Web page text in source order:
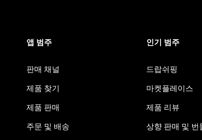
앱 범주
판매 채널
제품 찾기
제품 판매
주문 및 배송
인기 범주
드랍쉬핑
마켓플레이스
제품 리뷰
상향 판매 및 번